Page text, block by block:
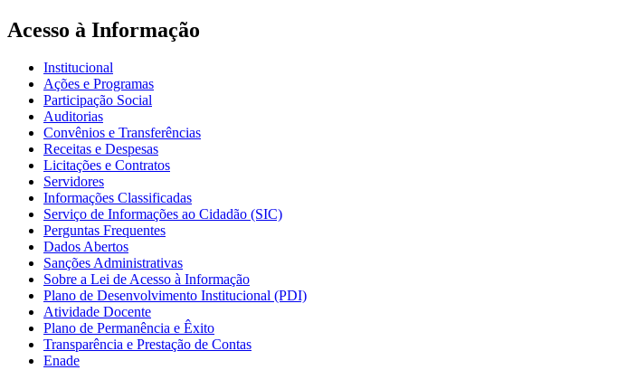
Acesso à Informação
Institucional
Ações e Programas
Participação Social
Auditorias
Convênios e Transferências
Receitas e Despesas
Licitações e Contratos
Servidores
Informações Classificadas
Serviço de Informações ao Cidadão (SIC)
Perguntas Frequentes
Dados Abertos
Sanções Administrativas
Sobre a Lei de Acesso à Informação
Plano de Desenvolvimento Institucional (PDI)
Atividade Docente
Plano de Permanência e Êxito
Transparência e Prestação de Contas
Enade